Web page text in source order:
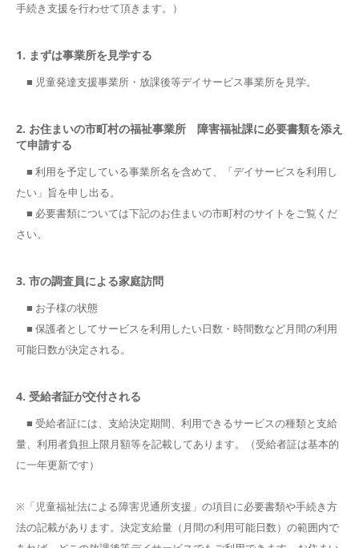
手続き支援を行わせて頂きます。）
1. まずは事業所を見学する
■ 児童発達支援事業所・放課後等デイサービス事業所を見学。
2. お住まいの市町村の福祉事業所 障害福祉課に必要書類を添え
て申請する
■ 利用を予定している事業所名を含めて、「デイサービスを利用し
たい」旨を申し出る。
■ 必要書類については下記のお住まいの市町村のサイトをご覧くだ
さい。
3. 市の調査員による家庭訪問
■ お子様の状態
■ 保護者としてサービスを利用したい日数・時間数など月間の利用
可能日数が決定される。
4. 受給者証が交付される
■ 受給者証には、支給決定期間、利用できるサービスの種類と支給
量、利用者負担上限月額等を記載してあります。（受給者証は基本的
に一年更新です）
※「児童福祉法による障害児通所支援」の項目に必要書類や手続き方
法の記載があります。決定支給量（月間の利用可能日数）の範囲内で